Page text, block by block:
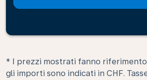
* I prezzi mostrati fanno
gli importi sono indicati in CHF.